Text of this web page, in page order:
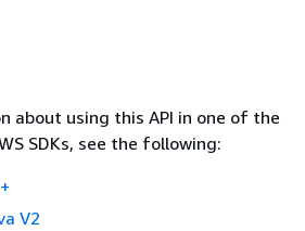
about using this API in one of the
SDKs, see the following:
V2